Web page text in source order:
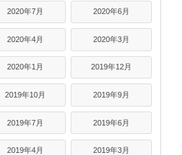
2020年7月 2020年6月
2020年4月 2020年3月
2020年1月 2019年12月
2019年10月 2019年9月
2019年7月 2019年6月
2019年4月 2019年3月